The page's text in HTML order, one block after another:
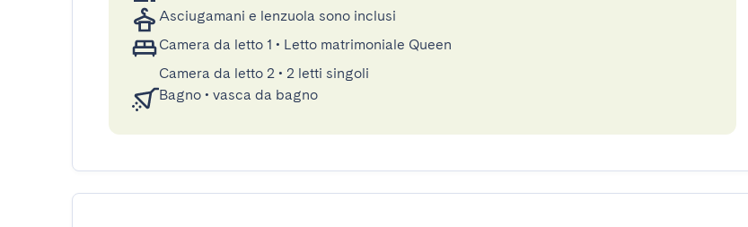
Asciugamani e lenzuola sono inclusi
Camera da letto 1 • Letto matrimoniale Queen
Camera da letto 2 • 2 letti singoli
Bagno • vasca da bagno